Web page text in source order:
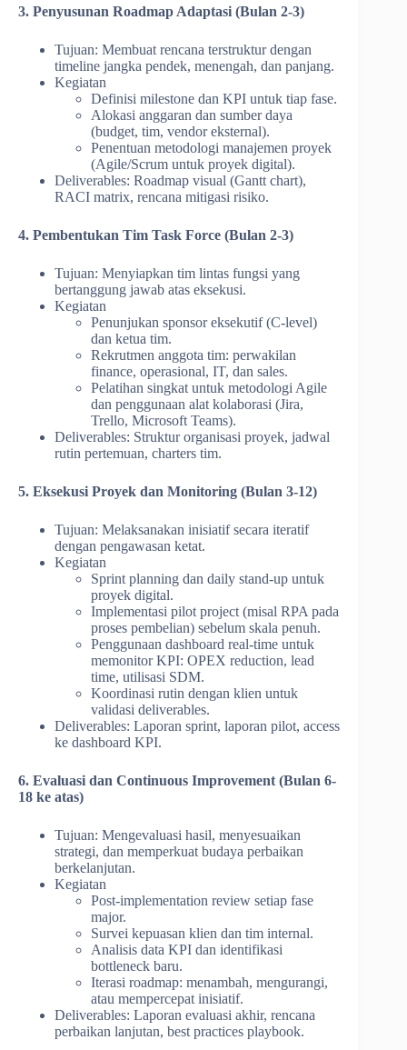
3. Penyusunan Roadmap Adaptasi (Bulan 2-3)
Tujuan: Membuat rencana terstruktur dengan
timeline jangka pendek, menengah, dan panjang.
Kegiatan
Definisi milestone dan KPI untuk tiap fase.
Alokasi anggaran dan sumber daya
(budget, tim, vendor eksternal).
Penentuan metodologi manajemen proyek
(Agile/Scrum untuk proyek digital).
Deliverables: Roadmap visual (Gantt chart),
RACI matrix, rencana mitigasi risiko.
4. Pembentukan Tim Task Force (Bulan 2-3)
Tujuan: Menyiapkan tim lintas fungsi yang
bertanggung jawab atas eksekusi.
Kegiatan
Penunjukan sponsor eksekutif (C-level)
dan ketua tim.
Rekrutmen anggota tim: perwakilan
finance, operasional, IT, dan sales.
Pelatihan singkat untuk metodologi Agile
dan penggunaan alat kolaborasi (Jira,
Trello, Microsoft Teams).
Deliverables: Struktur organisasi proyek, jadwal
rutin pertemuan, charters tim.
5. Eksekusi Proyek dan Monitoring (Bulan 3-12)
Tujuan: Melaksanakan inisiatif secara iteratif
dengan pengawasan ketat.
Kegiatan
Sprint planning dan daily stand-up untuk
proyek digital.
Implementasi pilot project (misal RPA pada
proses pembelian) sebelum skala penuh.
Penggunaan dashboard real-time untuk
memonitor KPI: OPEX reduction, lead
time, utilisasi SDM.
Koordinasi rutin dengan klien untuk
validasi deliverables.
Deliverables: Laporan sprint, laporan pilot, access
ke dashboard KPI.
6. Evaluasi dan Continuous Improvement (Bulan 6-
18 ke atas)
Tujuan: Mengevaluasi hasil, menyesuaikan
strategi, dan memperkuat budaya perbaikan
berkelanjutan.
Kegiatan
Post-implementation review setiap fase
major.
Survei kepuasan klien dan tim internal.
Analisis data KPI dan identifikasi
bottleneck baru.
Iterasi roadmap: menambah, mengurangi,
atau mempercepat inisiatif.
Deliverables: Laporan evaluasi akhir, rencana
perbaikan lanjutan, best practices playbook.